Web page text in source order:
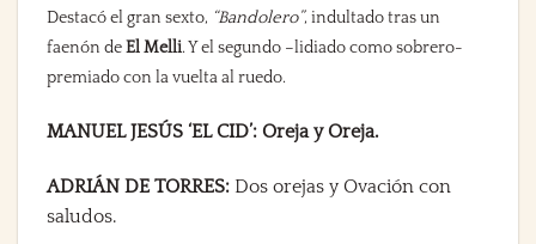
Destacó el gran sexto, “Bandolero”, indultado tras un
faenón deEl Melli. Y el segundo –lidiado como sobrero-
premiado con la vuelta al ruedo.
MANUEL JESÚS ‘EL CID’: Oreja y Oreja.
ADRIÁN DE TORRES: Dos orejas y Ovación con
saludos.